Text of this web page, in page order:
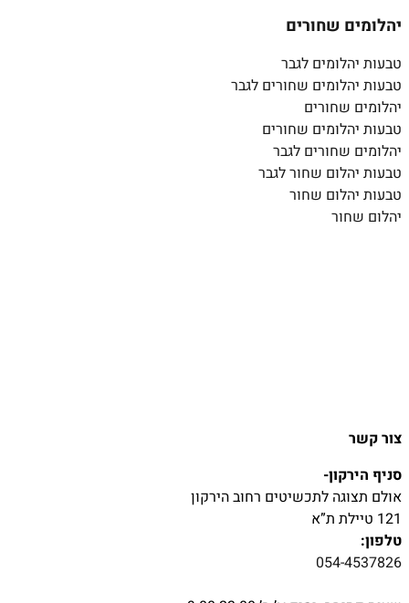
יהלומים שחורים
טבעות יהלומים לגבר
טבעות יהלומים שחורים לגבר
יהלומים שחורים
טבעות יהלומים שחורים
יהלומים שחורים לגבר
טבעות יהלום שחור לגבר
טבעות יהלום שחור
יהלום שחור
צור קשר
סניף הירקון-
אולם תצוגה לתכשיטים רחוב הירקון
121 טיילת ת”א
טלפון:
054-4537826